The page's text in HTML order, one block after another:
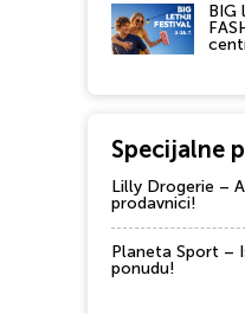
BIG
Specijalne
Lilly Drogerie –
prodavnici!
Planeta Sport –
ponudu!